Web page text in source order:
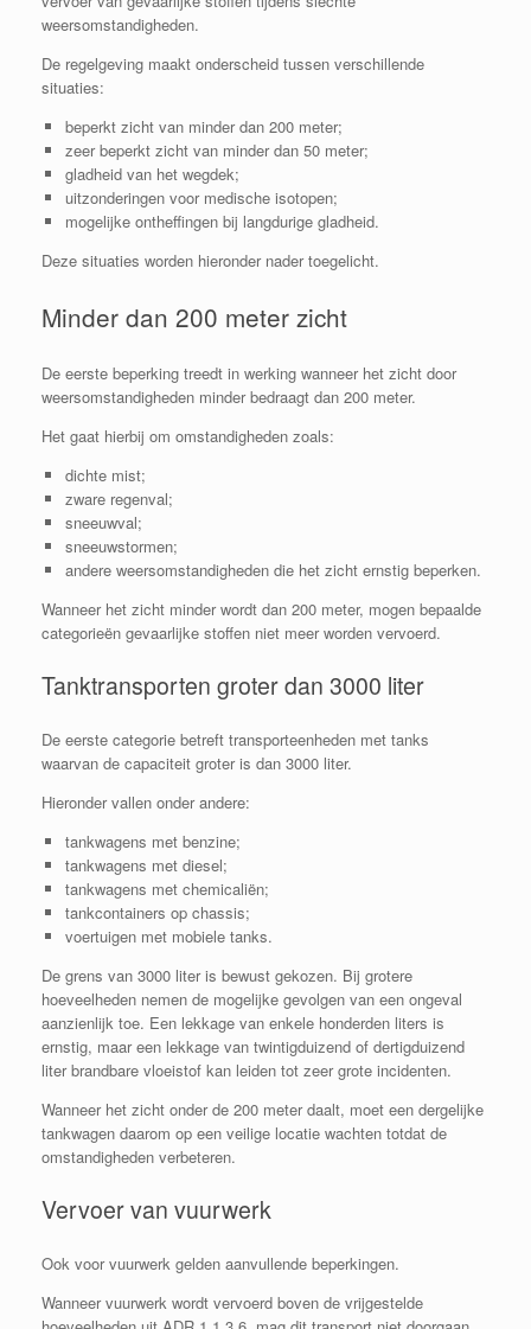
weersomstandigheden.
De regelgeving maakt onderscheid tussen verschillende
situaties:
beperkt zicht van minder dan 200 meter;
zeer beperkt zicht van minder dan 50 meter;
gladheid van het wegdek;
uitzonderingen voor medische isotopen;
mogelijke ontheffingen bij langdurige gladheid.
Deze situaties worden hieronder nader toegelicht.
Minder dan 200 meter zicht
De eerste beperking treedt in werking wanneer het zicht door
weersomstandigheden minder bedraagt dan 200 meter.
Het gaat hierbij om omstandigheden zoals:
dichte mist;
zware regenval;
sneeuwval;
sneeuwstormen;
andere weersomstandigheden die het zicht ernstig beperken.
Wanneer het zicht minder wordt dan 200 meter, mogen bepaalde
categorieën gevaarlijke stoffen niet meer worden vervoerd.
Tanktransporten groter dan 3000 liter
De eerste categorie betreft transporteenheden met tanks
waarvan de capaciteit groter is dan 3000 liter.
Hieronder vallen onder andere:
tankwagens met benzine;
tankwagens met diesel;
tankwagens met chemicaliën;
tankcontainers op chassis;
voertuigen met mobiele tanks.
De grens van 3000 liter is bewust gekozen. Bij grotere
hoeveelheden nemen de mogelijke gevolgen van een ongeval
aanzienlijk toe. Een lekkage van enkele honderden liters is
ernstig, maar een lekkage van twintigduizend of dertigduizend
liter brandbare vloeistof kan leiden tot zeer grote incidenten.
Wanneer het zicht onder de 200 meter daalt, moet een dergelijke
tankwagen daarom op een veilige locatie wachten totdat de
omstandigheden verbeteren.
Vervoer van vuurwerk
Ook voor vuurwerk gelden aanvullende beperkingen.
Wanneer vuurwerk wordt vervoerd boven de vrijgestelde